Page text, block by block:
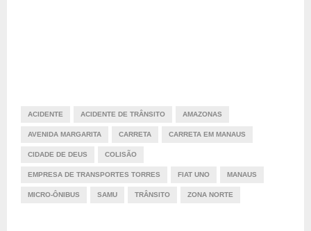
ACIDENTE ACIDENTE DE TRÂNSITO AMAZONAS
AVENIDA MARGARITA CARRETA CARRETA EM MANAUS
CIDADE DE DEUS COLISÃO
EMPRESA DE TRANSPORTES TORRES FIAT UNO MANAUS
MICRO-ÔNIBUS SAMU TRÂNSITO ZONA NORTE